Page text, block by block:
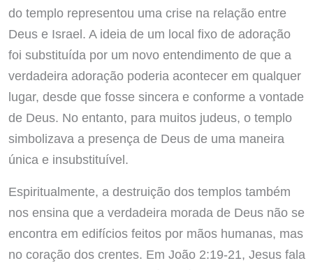
do templo representou uma crise na relação entre
Deus e Israel. A ideia de um local fixo de adoração
foi substituída por um novo entendimento de que a
verdadeira adoração poderia acontecer em qualquer
lugar, desde que fosse sincera e conforme a vontade
de Deus. No entanto, para muitos judeus, o templo
simbolizava a presença de Deus de uma maneira
única e insubstituível.
Espiritualmente, a destruição dos templos também
nos ensina que a verdadeira morada de Deus não se
encontra em edifícios feitos por mãos humanas, mas
no coração dos crentes. Em João 2:19-21, Jesus fala